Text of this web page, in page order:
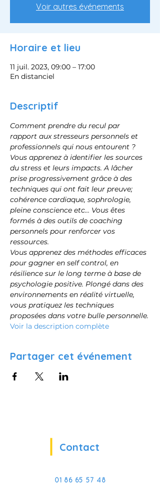
Voir autres événements
Horaire et lieu
11 juil. 2023, 09:00 – 17:00
En distanciel
Descriptif
Comment prendre du recul par
rapport aux stresseurs personnels et
professionnels qui nous entourent ?
Vous apprenez à identifier les sources
du stress et leurs impacts. A lâcher
prise progressivement grâce à des
techniques qui ont fait leur preuve;
cohérence cardiaque, sophrologie,
pleine conscience etc… Vous êtes
formés à des outils de coaching
personnels pour renforcer vos
ressources.
Vous apprenez des méthodes efficaces
pour gagner en self control, en
résilience sur le long terme à base de
psychologie positive. Plongé dans des
environnements en réalité virtuelle,
vous pratiquez les techniques
proposées dans votre bulle personnelle.
Voir la description complète
Partager cet événement
Contact
01 86 65 57 48